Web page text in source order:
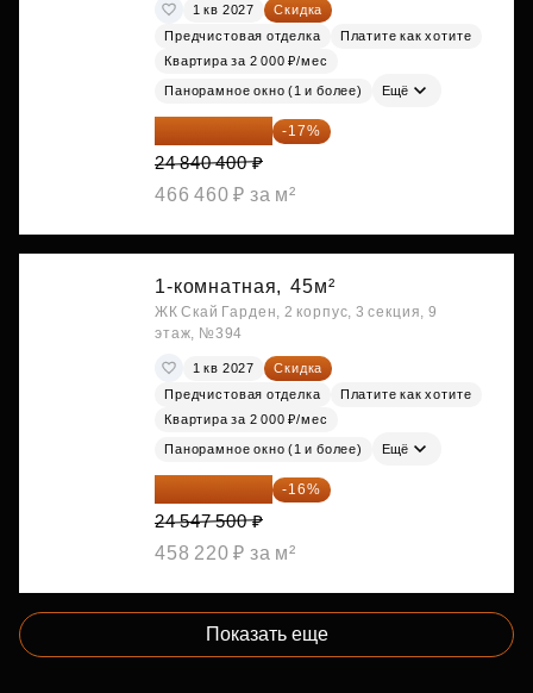
1 кв 2027
Скидка
Предчистовая отделка
Платите как хотите
Квартира за 2 000 ₽/мес
Панорамное окно (1 и более) Ещё
20 617 532 ₽ -17%
24 840 400 ₽
466 460 ₽ за м²
1-комнатная, 45м²
ЖК Скай Гарден, 2 корпус, 3 секция, 9
этаж, №394
1 кв 2027
Скидка
Предчистовая отделка
Платите как хотите
Квартира за 2 000 ₽/мес
Панорамное окно (1 и более) Ещё
20 619 900 ₽ -16%
24 547 500 ₽
458 220 ₽ за м²
Показать еще